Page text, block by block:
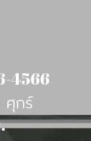
4566
ศุกร์